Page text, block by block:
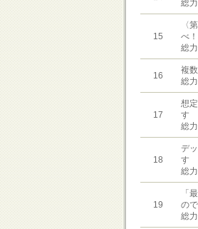
総
15
〈
べ！
総
16
複
総
17
想
す
総
18
デ
す
総
19
「
の
総